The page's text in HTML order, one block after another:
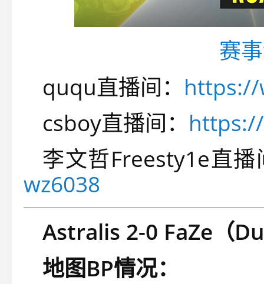
赛
ququ直播间：
csboy直播间：
李文哲Freesty1e直播
wz6038
Astralis 2-0 FaZe（
地图BP情况：